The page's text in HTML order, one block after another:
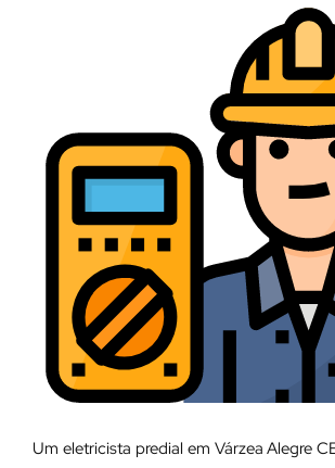
Um eletricista predial em Várzea Alegre